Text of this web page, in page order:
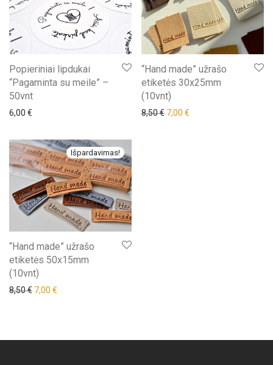
Popieriniai lipdukai
“Pagaminta su meile” –
50vnt
6,00 €
“Hand made” užrašo
etiketės 30x25mm
(10vnt)
8,50€ 7,00 €
Išpardavimas!
“Hand made” užrašo
etiketės 50x15mm
(10vnt)
8,50€ 7,00 €